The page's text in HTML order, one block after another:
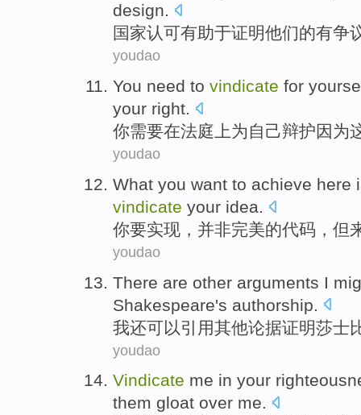
design.
国家认可有助于证明他们的有争
youdao
You need to vindicate for
your right.
你需要在法庭 上为 自己辩护因为
youdao
What you want to achieve here
vindicate your idea.
你要实现 ， 并非完美的代码 ， 但
youdao
There are other arguments I
Shakespeare's authorship
我还可以引用其他论据证明莎士
youdao
Vindicate me in your
them gloat over me.